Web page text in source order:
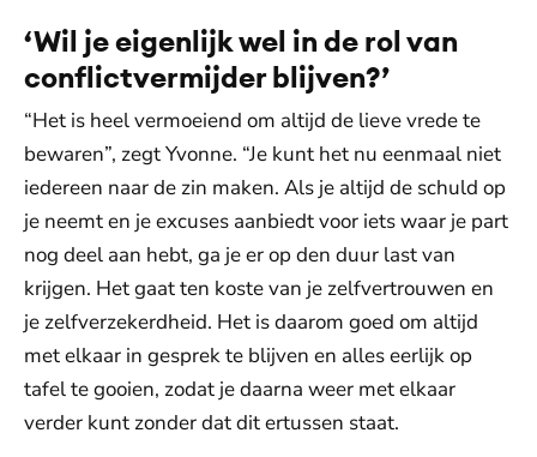
‘Wil je eigenlijk wel in de rol van
conflictvermijder blijven?’
“Het is heel vermoeiend om altijd de lieve vrede te
bewaren”, zegt Yvonne. “Je kunt het nu eenmaal niet
iedereen naar de zin maken. Als je altijd de schuld op
je neemt en je excuses aanbiedt voor iets waar je part
nog deel aan hebt, ga je er op den duur last van
krijgen. Het gaat ten koste van je zelfvertrouwen en
je zelfverzekerdheid. Het is daarom goed om altijd
met elkaar in gesprek te blijven en alles eerlijk op
tafel te gooien, zodat je daarna weer met elkaar
verder kunt zonder dat dit ertussen staat.